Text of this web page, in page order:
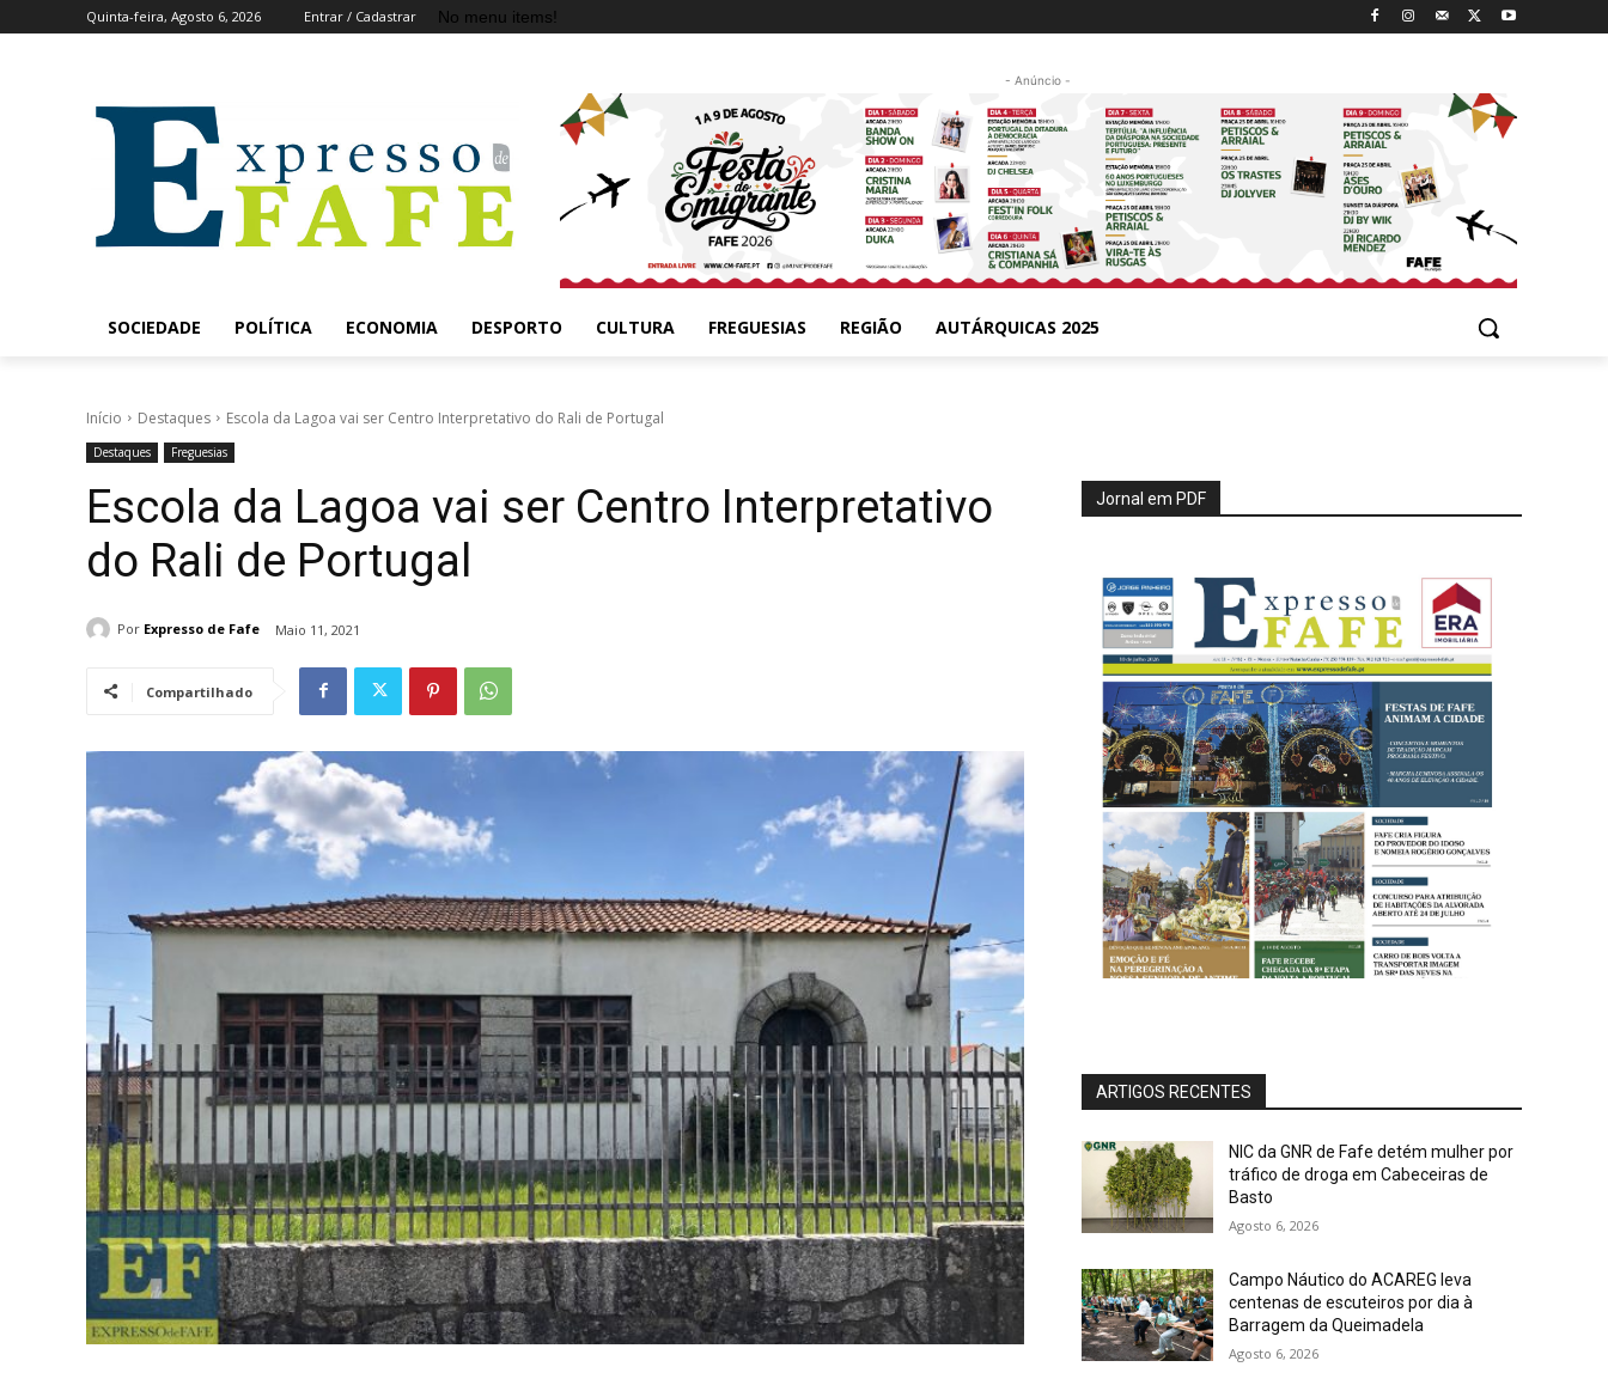
Quinta-feira, Agosto 6, 2026 Entrar / Cadastrar No menu items!
- Anúncio -
SOCIEDADE POLÍTICA ECONOMIA DESPORTO CULTURA FREGUESIAS REGIÃO AUTÁRQUICAS 2025
Início Destaques Escola da Lagoa vai ser Centro Interpretativo do Rali de Portugal
Destaques Freguesias
Escola da Lagoa vai ser Centro Interpretativo
do Rali de Portugal
Por Expresso de Fafe Maio 11, 2021
Compartilhado
Jornal em PDF
ARTIGOS RECENTES
NIC da GNR de Fafe detém mulher por
tráfico de droga em Cabeceiras de
Basto
Agosto 6, 2026
Campo Náutico do ACAREG leva
centenas de escuteiros por dia à
Barragem da Queimadela
Agosto 6, 2026